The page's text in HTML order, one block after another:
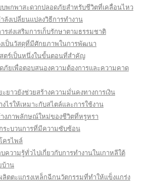
บพกพาสะดวกปลอดภัยสำหรับชีวิตที่เคลื่อนไหว
ลังเปลี่ยนแปลงวิธีการทำงาน
รส่งเสริมการเก็บรักษาตามธรรมชาติ
เป็นวัสดุที่มีศักยภาพในการพัฒนา
ตร์เป็นหนึ่งในขั้นตอนที่สำคัญ
ภัยเพื่อตอบสนองความต้องการและความคาด
ยาวยังช่วยสร้างความมั่นคงทางการเงิน
ไรให้เหมาะกับสไตล์และการใช้งาน
งภาพลักษณ์ใหม่ของชีวิตที่หรูหรา
ระบวนการที่มีความซับซ้อน
ครไพล์
ความรู้ทั่วไปเกี่ยวกับการทำงานในเกาหลีใต้
บ้าน
ลิตตะแกรงเหล็กฉีกนวัตกรรมที่ทำให้แข็งแกร่ง